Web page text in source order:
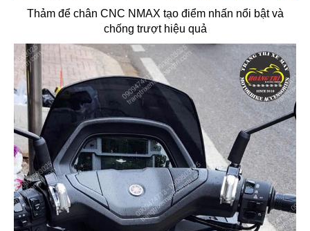
Thảm để chân CNC NMAX tạo điểm nhấn nổi bật và
chống trượt hiệu quả